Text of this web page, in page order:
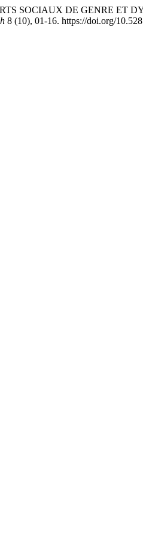
SOCIAUX DE GENRE
8 (10), 01-16. https://doi.org/